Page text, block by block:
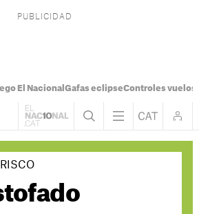
El Nacional Gafas eclipseControles vuelos